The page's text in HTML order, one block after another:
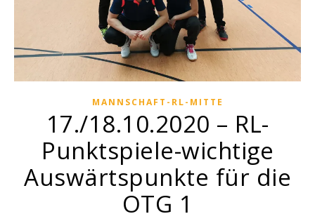
MANNSCHAFT-RL-MITTE
17./18.10.2020 – RL-
Punktspiele-wichtige
Auswärtspunkte für die
OTG 1